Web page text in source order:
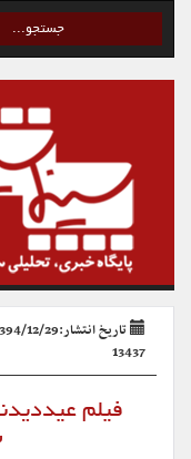
تاریخ انتشار:1394/12/29 - 19:59
13437
فیلم